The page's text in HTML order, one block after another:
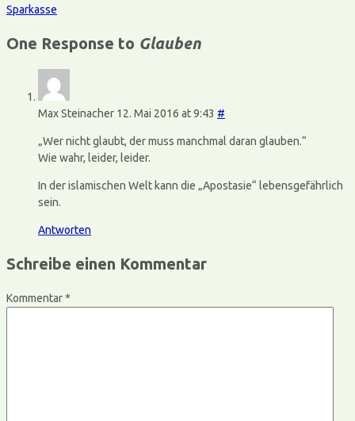
Sparkasse
One Response to Glauben
Max Steinacher 12. Mai 2016 at 9:43 #
„Wer nicht glaubt, der muss manchmal daran glauben.“
Wie wahr, leider, leider.
In der islamischen Welt kann die „Apostasie“ lebensgefährlich
sein.
Antworten
Schreibe einen Kommentar
Kommentar*